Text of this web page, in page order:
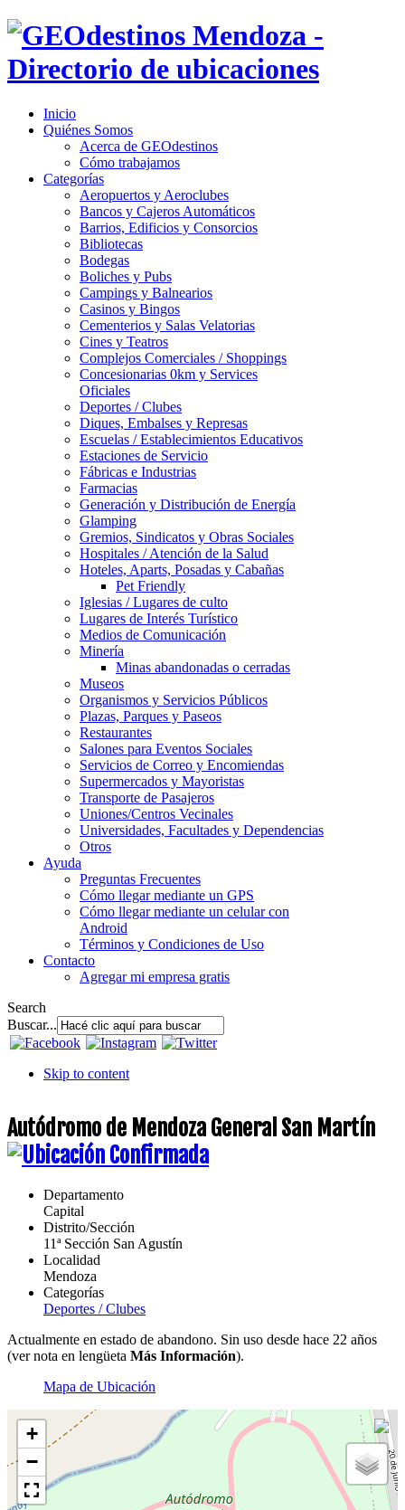
Inicio
Quiénes Somos
Acerca de GEOdestinos
Cómo trabajamos
Categorías
Aeropuertos y Aeroclubes
Bancos y Cajeros Automáticos
Barrios, Edificios y Consorcios
Bibliotecas
Bodegas
Boliches y Pubs
Campings y Balnearios
Casinos y Bingos
Cementerios y Salas Velatorias
Cines y Teatros
Complejos Comerciales / Shoppings
Concesionarias 0km y Services
Oficiales
Deportes / Clubes
Diques, Embalses y Represas
Escuelas / Establecimientos Educativos
Estaciones de Servicio
Fábricas e Industrias
Farmacias
Generación y Distribución de Energía
Glamping
Gremios, Sindicatos y Obras Sociales
Hospitales / Atención de la Salud
Hoteles, Aparts, Posadas y Cabañas
Pet Friendly
Iglesias / Lugares de culto
Lugares de Interés Turístico
Medios de Comunicación
Minería
Minas abandonadas o cerradas
Museos
Organismos y Servicios Públicos
Plazas, Parques y Paseos
Restaurantes
Salones para Eventos Sociales
Servicios de Correo y Encomiendas
Supermercados y Mayoristas
Transporte de Pasajeros
Uniones/Centros Vecinales
Universidades, Facultades y Dependencias
Otros
Ayuda
Preguntas Frecuentes
Cómo llegar mediante un GPS
Cómo llegar mediante un celular con
Android
Términos y Condiciones de Uso
Contacto
Agregar mi empresa gratis
Search
Buscar...
Skip to content
Autódromo de Mendoza General San Martín
Departamento
Capital
Distrito/Sección
11ª Sección San Agustín
Localidad
Mendoza
Categorías
Deportes / Clubes
Actualmente en estado de abandono. Sin uso desde hace 22 años
(ver nota en lengüeta Más Información).
Mapa de Ubicación
+
−